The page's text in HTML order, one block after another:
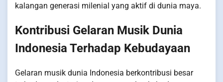
kalangan generasi milenial yang aktif di dunia maya.
Kontribusi Gelaran Musik Dunia
Indonesia Terhadap Kebudayaan
Gelaran musik dunia Indonesia berkontribusi besar